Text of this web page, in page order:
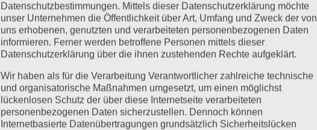
Datenschutzbestimmungen. Mittels dieser Datenschutzerklärung möchte
unser Unternehmen die Öffentlichkeit über Art, Umfang und Zweck der von
uns erhobenen, genutzten und verarbeiteten personenbezogenen Daten
informieren. Ferner werden betroffene Personen mittels dieser
Datenschutzerklärung über die ihnen zustehenden Rechte aufgeklärt.
Wir haben als für die Verarbeitung Verantwortlicher zahlreiche technische
und organisatorische Maßnahmen umgesetzt, um einen möglichst
lückenlosen Schutz der über diese Internetseite verarbeiteten
personenbezogenen Daten sicherzustellen. Dennoch können
Internetbasierte Datenübertragungen grundsätzlich Sicherheitslücken